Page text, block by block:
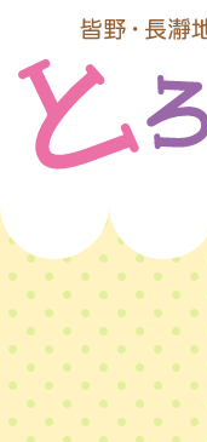
へ
ス
キ
ッ
とろ
ト